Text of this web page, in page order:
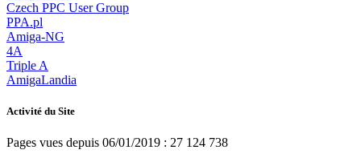
Czech PPC User Group
PPA.pl
Amiga-NG
4A
Triple A
AmigaLandia
Activité du Site
Pages vues depuis 06/01/2019 : 27 124 738